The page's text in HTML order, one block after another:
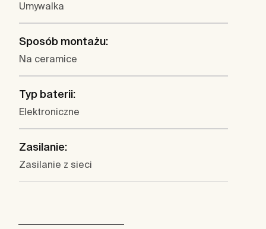
Umywalka
Sposób montażu:
Na ceramice
Typ baterii:
Elektroniczne
Zasilanie:
Zasilanie z sieci